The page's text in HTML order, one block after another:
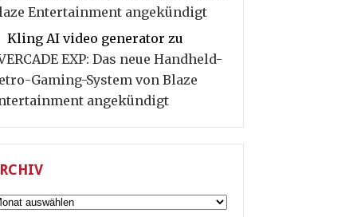
Entertainment angekündigt
Kling AI video generator zu
EXP: Das neue Handheld-
Gaming-System von Blaze
angekündigt